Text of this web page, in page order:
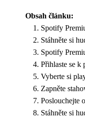
Obsah článku:
Spotify
Stáhněte si
Spotify
Přihlaste se k
Vyberte si
Zapněte
Poslouchejte
Stáhněte si